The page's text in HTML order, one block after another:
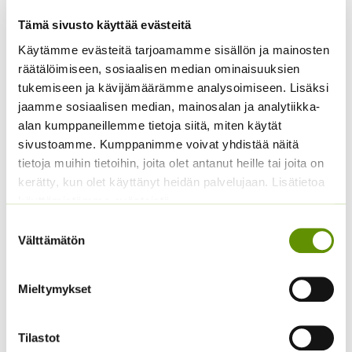
Tämä sivusto käyttää evästeitä
Käytämme evästeitä tarjoamamme sisällön ja mainosten
räätälöimiseen, sosiaalisen median ominaisuuksien
tukemiseen ja kävijämäärämme analysoimiseen. Lisäksi
jaamme sosiaalisen median, mainosalan ja analytiikka-
alan kumppaneillemme tietoja siitä, miten käytät
sivustoamme. Kumppanimme voivat yhdistää näitä
tietoja muihin tietoihin, joita olet antanut heille tai joita on
kerätty, kun olet käyttänyt heidän palvelujaan. Lisätietoa
käyttämistämme evästeistä
valinta
Välttämätön
Mieltymykset
Tilastot
Amppelitomaatti
Tumbling Tom Yellow
ALE!
3,90€ – 15,90€Hintaluokka:
3,90 €
-
15,90 €
arvonlisäveron
Amppeli/snack- kurkku
Mini Stars F1
14,00€ – 195,00
-
Sisältää
arvonlisäveron
rypäle